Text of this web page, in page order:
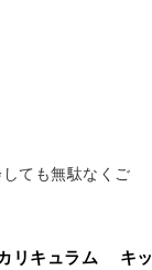
ても無駄なくご
リキュラム キ